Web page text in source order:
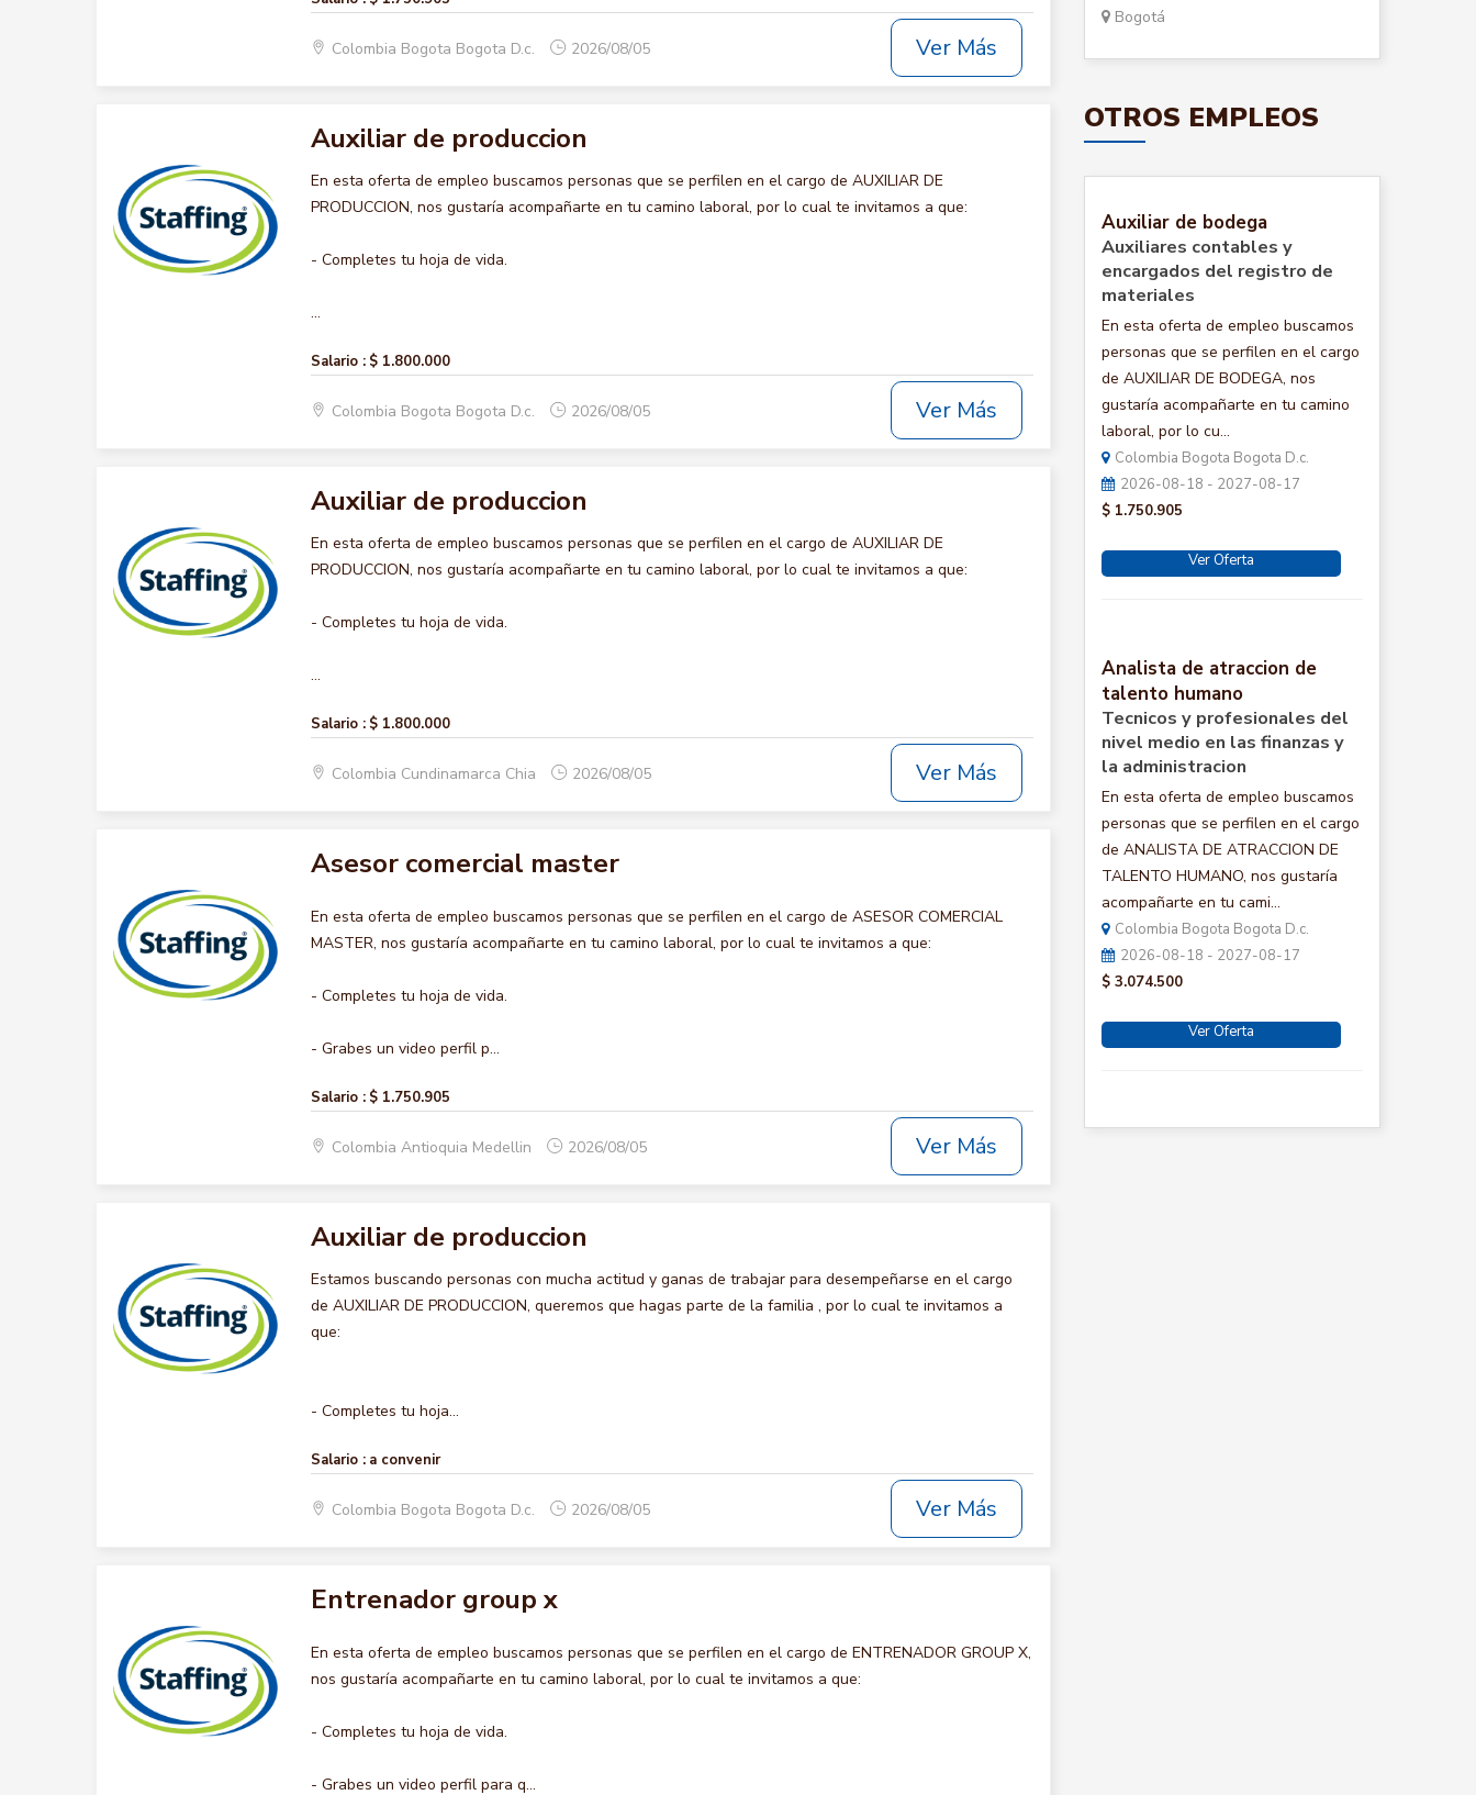
Colombia Bogota Bogota D.c. 2026/08/05 Ver Más
Auxiliar de produccion
En esta oferta de empleo buscamos personas que se perfilen en el cargo de AUXILIAR DE
PRODUCCION, nos gustaría acompañarte en tu camino laboral, por lo cual te invitamos a que:
- Completes tu hoja de vida.
...
Salario : $ 1.800.000
Colombia Bogota Bogota D.c. 2026/08/05 Ver Más
Auxiliar de produccion
En esta oferta de empleo buscamos personas que se perfilen en el cargo de AUXILIAR DE
PRODUCCION, nos gustaría acompañarte en tu camino laboral, por lo cual te invitamos a que:
- Completes tu hoja de vida.
...
Salario : $ 1.800.000
Colombia Cundinamarca Chia 2026/08/05 Ver Más
Asesor comercial master
En esta oferta de empleo buscamos personas que se perfilen en el cargo de ASESOR COMERCIAL
MASTER, nos gustaría acompañarte en tu camino laboral, por lo cual te invitamos a que:
- Completes tu hoja de vida.
- Grabes un video perfil p...
Salario : $ 1.750.905
Colombia Antioquia Medellin 2026/08/05 Ver Más
Auxiliar de produccion
Estamos buscando personas con mucha actitud y ganas de trabajar para desempeñarse en el cargo
de AUXILIAR DE PRODUCCION, queremos que hagas parte de la familia , por lo cual te invitamos a
que:
- Completes tu hoja...
Salario : a convenir
Colombia Bogota Bogota D.c. 2026/08/05 Ver Más
Entrenador group x
En esta oferta de empleo buscamos personas que se perfilen en el cargo de ENTRENADOR GROUP X,
nos gustaría acompañarte en tu camino laboral, por lo cual te invitamos a que:
- Completes tu hoja de vida.
- Grabes un video perfil para q...
Bogotá
OTROS EMPLEOS
Auxiliar de bodega
Auxiliares contables y
encargados del registro de
materiales
En esta oferta de empleo buscamos
personas que se perfilen en el cargo
de AUXILIAR DE BODEGA, nos
gustaría acompañarte en tu camino
laboral, por lo cu...
Colombia Bogota Bogota D.c.
2026-08-18 - 2027-08-17
$ 1.750.905
Ver Oferta
Analista de atraccion de
talento humano
Tecnicos y profesionales del
nivel medio en las finanzas y
la administracion
En esta oferta de empleo buscamos
personas que se perfilen en el cargo
de ANALISTA DE ATRACCION DE
TALENTO HUMANO, nos gustaría
acompañarte en tu cami...
Colombia Bogota Bogota D.c.
2026-08-18 - 2027-08-17
$ 3.074.500
Ver Oferta